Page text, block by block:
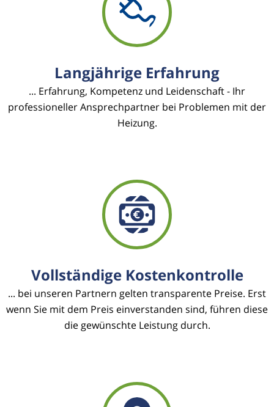
Langjährige Erfahrung
... Erfahrung, Kompetenz und Leidenschaft - Ihr
professioneller Ansprechpartner bei Problemen mit der
Heizung.
Vollständige Kostenkontrolle
... bei unseren Partnern gelten transparente Preise. Erst
wenn Sie mit dem Preis einverstanden sind, führen diese
die gewünschte Leistung durch.